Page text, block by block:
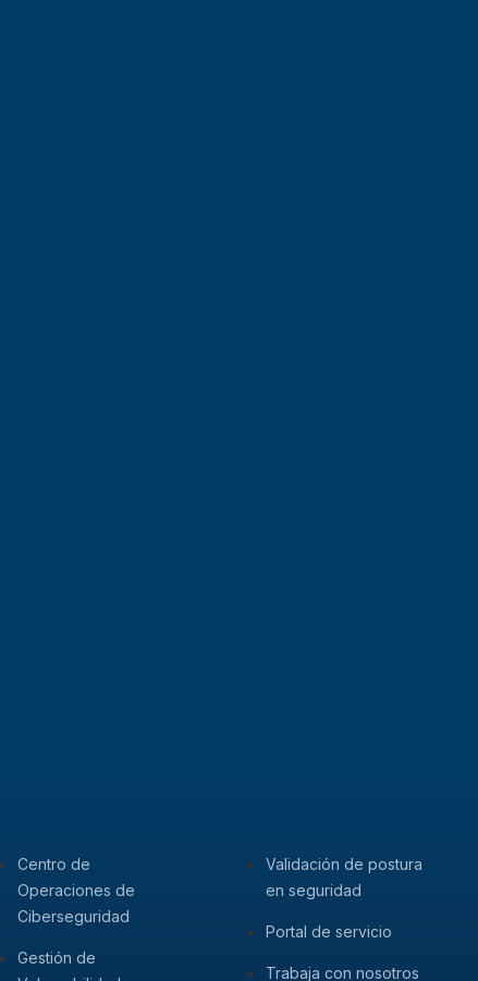
Centro de
Operaciones de
Ciberseguridad
Gestión de
Validación de postura
en seguridad
Portal de servicio
Trabaja con nosotros